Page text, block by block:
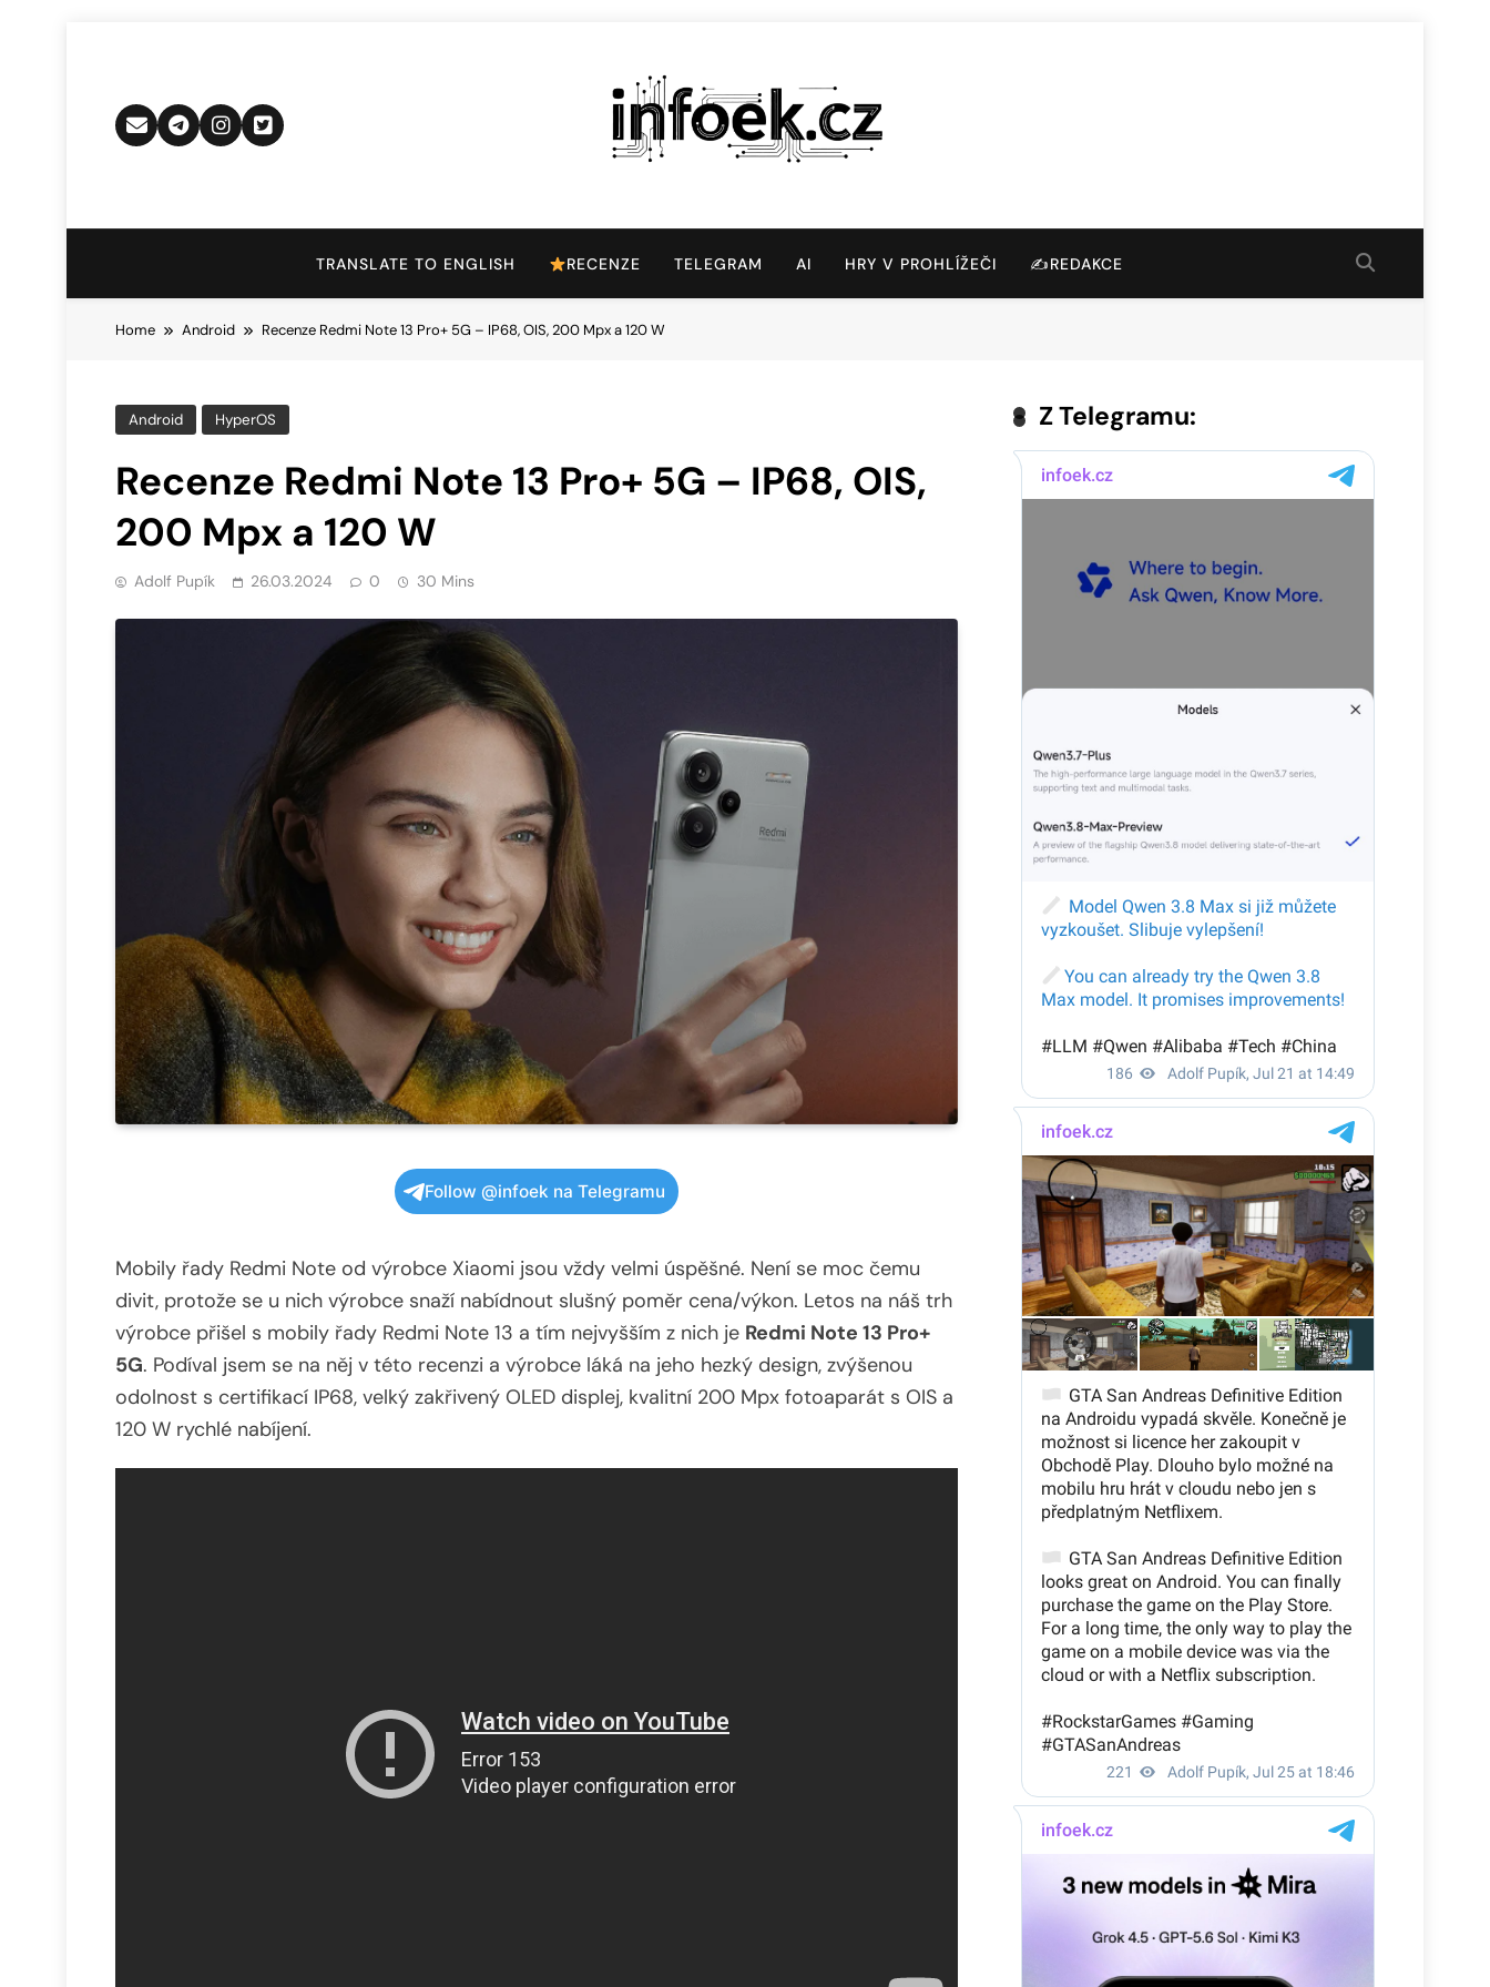
Infoek.cz
TRANSLATE TO ENGLISH RECENZE TELEGRAM AI HRY V PROHLÍŽEČI ✍️REDAKCE
Home Android Recenze Redmi Note 13 Pro+ 5G – IP68, OIS, 200 Mpx a 120 W
Android HyperOS
Recenze Redmi Note 13 Pro+ 5G – IP68, OIS,
200 Mpx a 120 W
Adolf Pupík 26.03.2024 0 30 Mins
Follow @infoek na Telegramu
Mobily řady Redmi Note od výrobce Xiaomi jsou vždy velmi úspěšné. Není se moc čemu
divit, protože se u nich výrobce snaží nabídnout slušný poměr cena/výkon. Letos na náš trh
výrobce přišel s mobily řady Redmi Note 13 a tím nejvyšším z nich je Redmi Note 13 Pro+
5G. Podíval jsem se na něj v této recenzi a výrobce láká na jeho hezký design, zvýšenou
odolnost s certifikací IP68, velký zakřivený OLED displej, kvalitní 200 Mpx fotoaparát s OIS a
120 W rychlé nabíjení.
Z Telegramu: